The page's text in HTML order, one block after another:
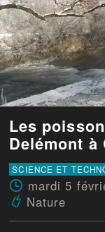
Les
Delémont à
SCIENCE ET
mardi 5
Nature